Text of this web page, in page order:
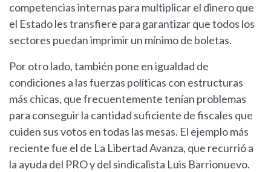
competencias internas para multiplicar el dinero que
el Estado les transfiere para garantizar que todos los
sectores puedan imprimir un mínimo de boletas.
Por otro lado, también pone en igualdad de
condiciones a las fuerzas políticas con estructuras
más chicas, que frecuentemente tenían problemas
para conseguir la cantidad suficiente de fiscales que
cuiden sus votos en todas las mesas. El ejemplo más
reciente fue el de La Libertad Avanza, que recurrió a
la ayuda del PRO y del sindicalista Luis Barrionuevo.